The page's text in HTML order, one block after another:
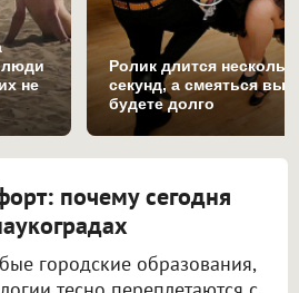
люди
не
Ролик длится
секунд, а смеяться вы
будете долго
почему сегодня
городские образования,